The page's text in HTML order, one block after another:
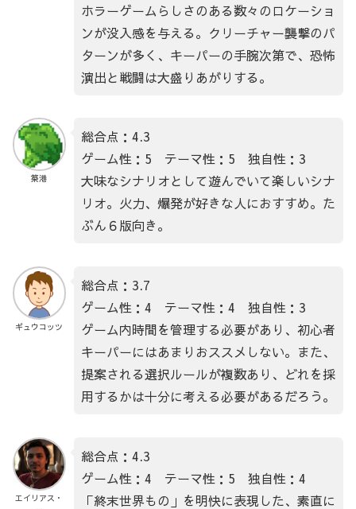
ホラーゲームらしさのある数々のロケーショ
ンが没入感を与える。クリーチャー襲撃のパ
ターンが多く、キーパーの手腕次第で、恐怖
演出と戦闘は大盛りあがりする。
築港
総合点：4.3
ゲーム性：5 テーマ性：5 独自性：3
大味なシナリオとして遊んでいて楽しいシナ
リオ。火力、爆発が好きな人におすすめ。た
ぶん６版向き。
ギュウコッツ
総合点：3.7
ゲーム性：4 テーマ性：4 独自性：3
ゲーム内時間を管理する必要があり、初心者
キーパーにはあまりおススメしない。また、
提案される選択ルールが複数あり、どれを採
用するかは十分に考える必要があるだろう。
エイリアス・
総合点：4.3
ゲーム性：4 テーマ性：5 独自性：4
「終末世界もの」を明快に表現した、素直に